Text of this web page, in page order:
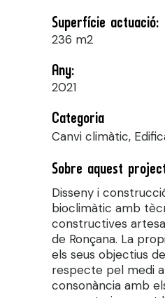
Superfície actuació:
236 m2
Any:
2021
Categoria
Canvi climàtic,
Sobre aquest
Disseny i
bioclimàtic amb
constructives
de Ronçana. La
els seus objectius
respecte pel medi
consonància amb